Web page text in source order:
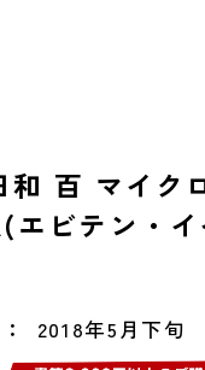
和 百 マイク
エビテン・
2018年5月下旬